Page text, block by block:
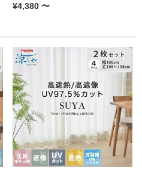
¥4,380 〜